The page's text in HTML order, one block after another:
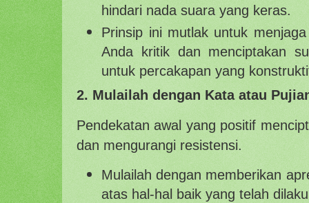
hindari nada suara yang keras.
Prinsip ini mutlak untuk
Anda kritik dan menciptakan
untuk percakapan yang
2. Mulailah dengan Kata atau
Pendekatan awal yang positif
dan mengurangi resistensi.
Mulailah dengan memberikan
atas hal-hal baik yang telah